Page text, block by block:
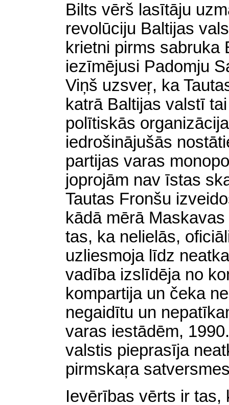
Bilts vērš lasītāju
revolūciju Baltijas
krietni pirms sabruka
iezīmējusi Padomju
Viņš uzsveŗ, ka
katrā Baltijas valstī
polītiskās
iedrošinājušās
partijas varas
joprojām nav īstas
Tautas Fronšu
kādā mērā
tas, ka nelielās,
uzliesmoja līdz
vadība izslīdēja no
kompartija un čeka
negaidītu un
varas iestādēm,
valstis pieprasīja
pirmskaŗa
Ievērības vērts ir tas,